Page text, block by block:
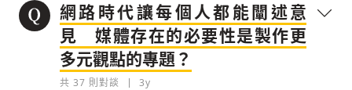
檢舉留言
如果有常在聽我們節目的，我猜也有些是
新創圈的朋友，今天的來賓搞不好你比我
都還要更熟。我今天請素蘭姐來到節目，
網路時代讓每個人都能闡述意
見 媒體存在的必要性是製作更
多元觀點的專題？
共 37 則對談 3y